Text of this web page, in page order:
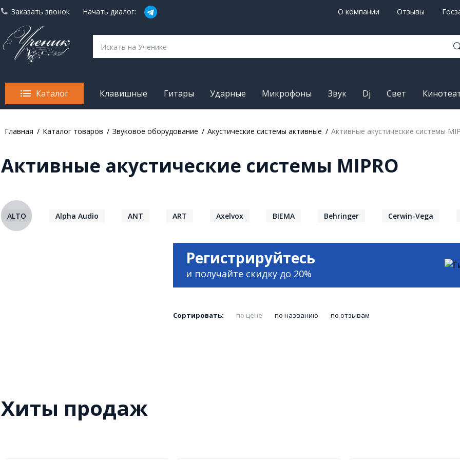
Заказать звонок Начать диалог: О компании Отзывы
Каталог Клавишные Гитары Ударные Микрофоны Звук Dj Свет
Главная Каталог товаров Звуковое оборудование Акустические системы активные Активные акустические системы
Активные акустические системы MIPRO
ALTO Alpha Audio ANT ART Axelvox BIEMA Behringer Cerwin-Vega
Регистрируйтесь
и получайте скидку до 20%
Сортировать: по цене по названию по отзывам
Хиты продаж